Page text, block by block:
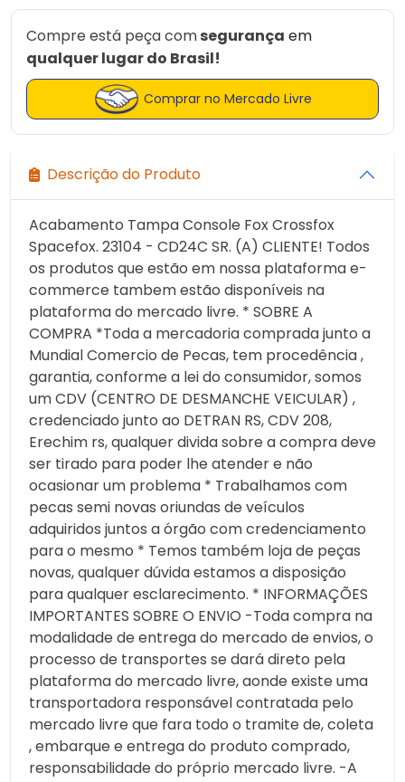
Compre está peça comsegurança em
qualquer lugar do Brasil!
Comprar no Mercado Livre
Descrição do Produto
Acabamento Tampa Console Fox Crossfox
Spacefox. 23104 - CD24C SR. (A) CLIENTE! Todos
os produtos que estão em nossa plataforma e-
commerce tambem estão disponíveis na
plataforma do mercado livre. * SOBRE A
COMPRA *Toda a mercadoria comprada junto a
Mundial Comercio de Pecas, tem procedência ,
garantia, conforme a lei do consumidor, somos
um CDV (CENTRO DE DESMANCHE VEICULAR) ,
credenciado junto ao DETRAN RS, CDV 208,
Erechim rs, qualquer divida sobre a compra deve
ser tirado para poder lhe atender e não
ocasionar um problema * Trabalhamos com
pecas semi novas oriundas de veículos
adquiridos juntos a órgão com credenciamento
para o mesmo * Temos também loja de peças
novas, qualquer dúvida estamos a disposição
para qualquer esclarecimento. * INFORMAÇÕES
IMPORTANTES SOBRE O ENVIO -Toda compra na
modalidade de entrega do mercado de envios, o
processo de transportes se dará direto pela
plataforma do mercado livre, aonde existe uma
transportadora responsável contratada pelo
mercado livre que fara todo o tramite de, coleta
, embarque e entrega do produto comprado,
responsabilidade do próprio mercado livre. -A